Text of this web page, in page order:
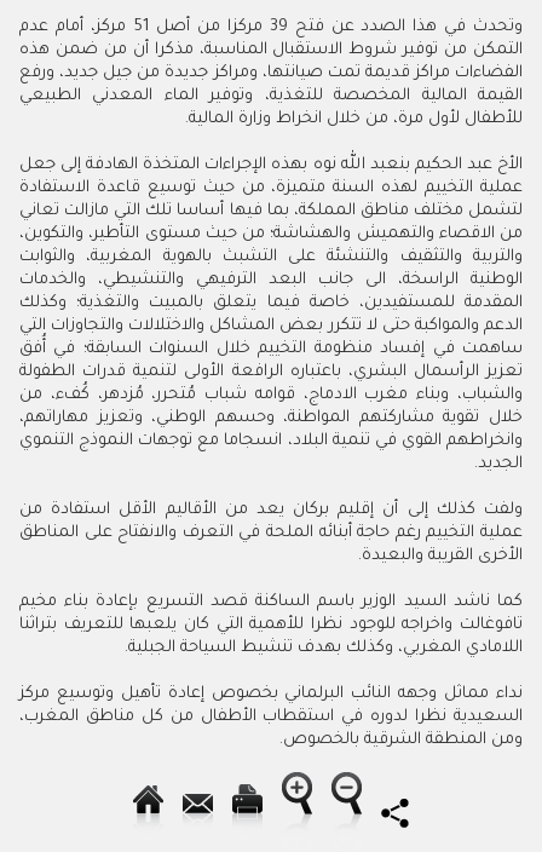
وتحدث في هذا الصدد عن فتح 39 مركزا من أصل 51 مركز، أمام عدم
التمكن من توفير شروط الاستقبال المناسبة، مذكرا أن من ضمن هذه
الفضاءات مراكز قديمة تمت صيانتها، ومراكز جديدة من جيل جديد، ورفع
القيمة المالية المخصصة للتغذية، وتوفير الماء المعدني الطبيعي
للأطفال لأول مرة، من خلال انخراط وزارة المالية.
الأخ عبد الحكيم بنعبد الله نوه بهذه الإجراءات المتخذة الهادفة إلى جعل
عملية التخييم لهذه السنة متميزة، من حيث توسيع قاعدة الاستفادة
لتشمل مختلف مناطق المملكة، بما فيها أساسا تلك التي مازالت تعاني
من الاقصاء والتهميش والهشاشة؛ من حيث مستوى التأطير، والتكوين،
والتربية والتثقيف والتنشئة على التشبث بالهوية المغربية، والثوابت
الوطنية الراسخة، الى جانب البعد الترفيهي والتنشيطي، والخدمات
المقدمة للمستفيدين، خاصة فيما يتعلق بالمبيت والتغذية؛ وكذلك
الدعم والمواكبة حتى لا تتكرر بعض المشاكل والاختلالات والتجاوزات التي
ساهمت في إفساد منظومة التخييم خلال السنوات السابقة؛ في أُفق
تعزيز الرأسمال البشري، باعتباره الرافعة الأولى لتنمية قدرات الطفولة
والشباب، وبناء مغرب الادماج، قوامه شباب مُتحرر، مُزدهر، كُفء، من
خلال تقوية مشاركتهم المواطنة، وحسهم الوطني، وتعزيز مهاراتهم،
وانخراطهم القوي في تنمية البلاد، انسجاما مع توجهات النموذج التنموي
الجديد.
ولفت كذلك إلى أن إقليم بركان يعد من الأقاليم الأقل استفادة من
عملية التخييم رغم حاجة أبنائه الملحة في التعرف والانفتاح على المناطق
الأخرى القريبة والبعيدة.
كما ناشد السيد الوزير باسم الساكنة قصد التسريع بإعادة بناء مخيم
تافوغالت واخراجه للوجود نظرا للأهمية التي كان يلعبها للتعريف بتراثنا
اللامادي المغربي، وكذلك بهدف تنشيط السياحة الجبلية.
نداء مماثل وجهه النائب البرلماني بخصوص إعادة تأهيل وتوسيع مركز
السعيدية نظرا لدوره في استقطاب الأطفال من كل مناطق المغرب،
ومن المنطقة الشرقية بالخصوص.